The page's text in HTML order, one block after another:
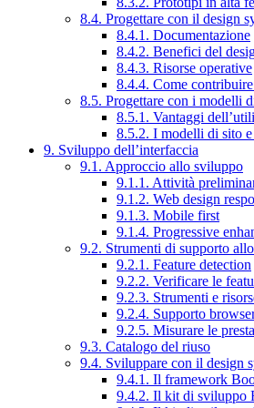
8.4. Progettare con il design
8.4.1. Documentazione
8.4.2. Benefici del
8.4.3. Risorse operative
8.4.4. Come
8.5. Progettare con i modelli
8.5.1. Vantaggi
8.5.2. I modelli di sito
9. Sviluppo dell’interfaccia
9.1. Approccio allo sviluppo
9.1.1. Attività
9.1.2. Web design
9.1.3. Mobile first
9.1.4. Progressive
9.2. Strumenti di supporto
9.2.1. Feature detection
9.2.2. Verificare le
9.2.3. Strumenti e
9.2.4. Supporto
9.2.5. Misurare le
9.3. Catalogo del riuso
9.4. Sviluppare con il design
9.4.1. Il framework
9.4.2. Il kit di sviluppo